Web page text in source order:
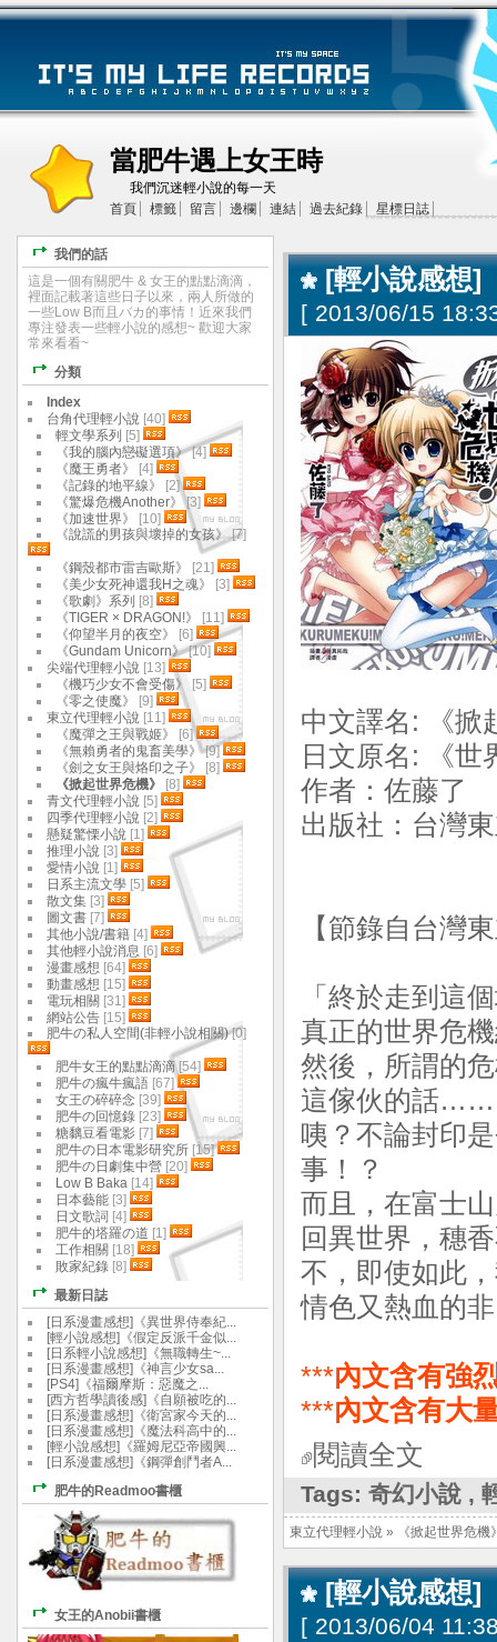
當肥牛遇上女王時
我們沉迷輕小說的每一天
首頁
標籤 留言 邊欄 連結 過去紀錄 星標日誌
[輕小說感想]
[ 2013/06/15
中文譯名: 《
日文原名: 《
作者：佐藤
出版社：台灣
【節錄自台灣
「終於走到這
真正的世界危
然後，所謂的
這傢伙的話……
咦？不論封印
事！？
而且，在富士
回異世界，穗
不，即使如此
情色又熱血的
***內文含有強
***內文含有大
閱讀全文
Tags: 奇幻小說 ,
東立代理輕小說 » 《掀起世界危機
[輕小說感想]
[ 2013/06/04
我們的話
這是一個有關肥牛 & 女王的點點滴滴，
裡面記載著這些日子以來，兩人所做的
一些Low B而且バカ的事情！近來我們
專注發表一些輕小說的感想~ 歡迎大家
常來看看~
分類
Index
台角代理輕小說 [40]
輕文學系列 [5]
《我的腦內戀礙選項》[4]
《魔王勇者》
[4]
《記錄的地平線》
[2]
《驚爆危機Another》[3]
《加速世界》
[10]
《說謊的男孩與壞掉的女孩》[7]
《鋼殼都市雷吉歐斯》
[21]
《美少女死神還我H之魂》
[3]
《歌劇》系列 [8]
《TIGER × DRAGON!》
[11]
《仰望半月的夜空》
[6]
《Gundam Unicorn》[10]
尖端代理輕小說 [13]
《機巧少女不會受傷》
[5]
《零之使魔》
[9]
東立代理輕小說 [11]
《魔彈之王與戰姬》
[6]
《無賴勇者的鬼畜美學》[9]
《劍之女王與烙印之子》
[8]
《掀起世界危機》
[8]
青文代理輕小說 [5]
四季代理輕小說 [2]
懸疑驚慄小說 [1]
推理小說 [3]
愛情小說 [1]
日系主流文學 [5]
散文集 [3]
圖文書 [7]
其他小說/書籍 [4]
其他輕小說消息 [6]
漫畫感想 [64]
動畫感想 [15]
電玩相關 [31]
網站公告 [15]
肥牛の私人空間(非輕小說相關)[0]
肥牛女王的點點滴滴[54]
肥牛の瘋牛瘋語 [67]
女王の碎碎念 [39]
肥牛の回憶錄 [23]
糖黐豆看電影 [7]
肥牛の日本電影研究所 [15]
肥牛の日劇集中營 [20]
Low B Baka [14]
日本藝能 [3]
日文歌詞 [4]
肥牛的塔羅の道 [1]
工作相關 [18]
敗家紀錄 [8]
最新日誌
[日系漫畫感想]《異世界侍奉紀...
[輕小說感想]《假定反派千金似...
[日系輕小說感想]《無職轉生~...
[日系漫畫感想]《神言少女sa...
[PS4]《福爾摩斯：惡魔之...
[西方哲學讀後感]《自願被吃的...
[日系漫畫感想]《衛宮家今天的...
[日系漫畫感想]《魔法科高中的...
[輕小說感想]《羅姆尼亞帝國興...
[日系漫畫感想]《鋼彈創鬥者A...
肥牛的Readmoo書櫃
女王的Anobii書櫃